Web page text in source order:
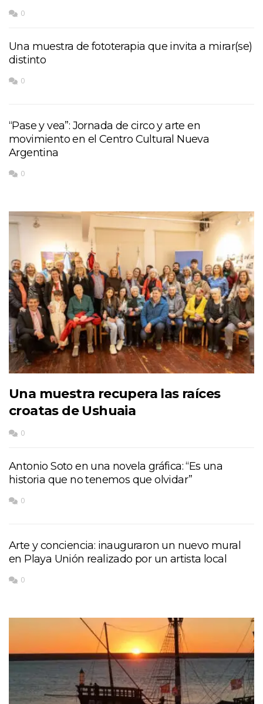
0
Una muestra de fototerapia que invita a mirar(se)
distinto
0
“Pase y vea”: Jornada de circo y arte en
movimiento en el Centro Cultural Nueva
Argentina
0
Una muestra recupera las raíces
croatas de Ushuaia
0
Antonio Soto en una novela gráfica: “Es una
historia que no tenemos que olvidar”
0
Arte y conciencia: inauguraron un nuevo mural
en Playa Unión realizado por un artista local
0